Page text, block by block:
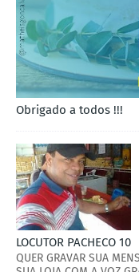
Obrigado a todos !!!
LOCUTOR PACHECO 10
QUER GRAVAR SUA